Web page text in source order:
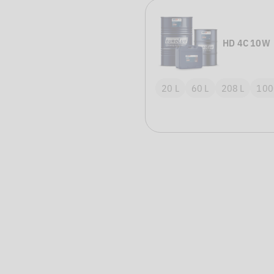
HD 4C 10W
20 L 60 L 208 L